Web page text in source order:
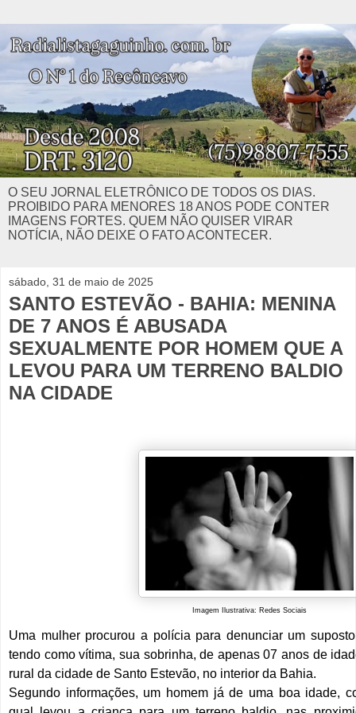
O SEU JORNAL ELETRÔNICO DE TODOS OS DIAS.
PROIBIDO PARA MENORES 18 ANOS PODE CONTER
IMAGENS FORTES. QUEM NÃO QUISER VIRAR
NOTÍCIA, NÃO DEIXE O FATO ACONTECER.
sábado, 31 de maio de 2025
SANTO ESTEVÃO - BAHIA: MENINA
DE 7 ANOS É ABUSADA
SEXUALMENTE POR HOMEM QUE A
LEVOU PARA UM TERRENO BALDIO
NA CIDADE
Imagem Ilustrativa: Redes Sociais
Uma mulher procurou a polícia para denunciar um
tendo como vítima, sua sobrinha, de apenas 07 anos de
rural da cidade de Santo Estevão, no interior da Bahia.
Segundo informações, um homem já de uma boa idade,